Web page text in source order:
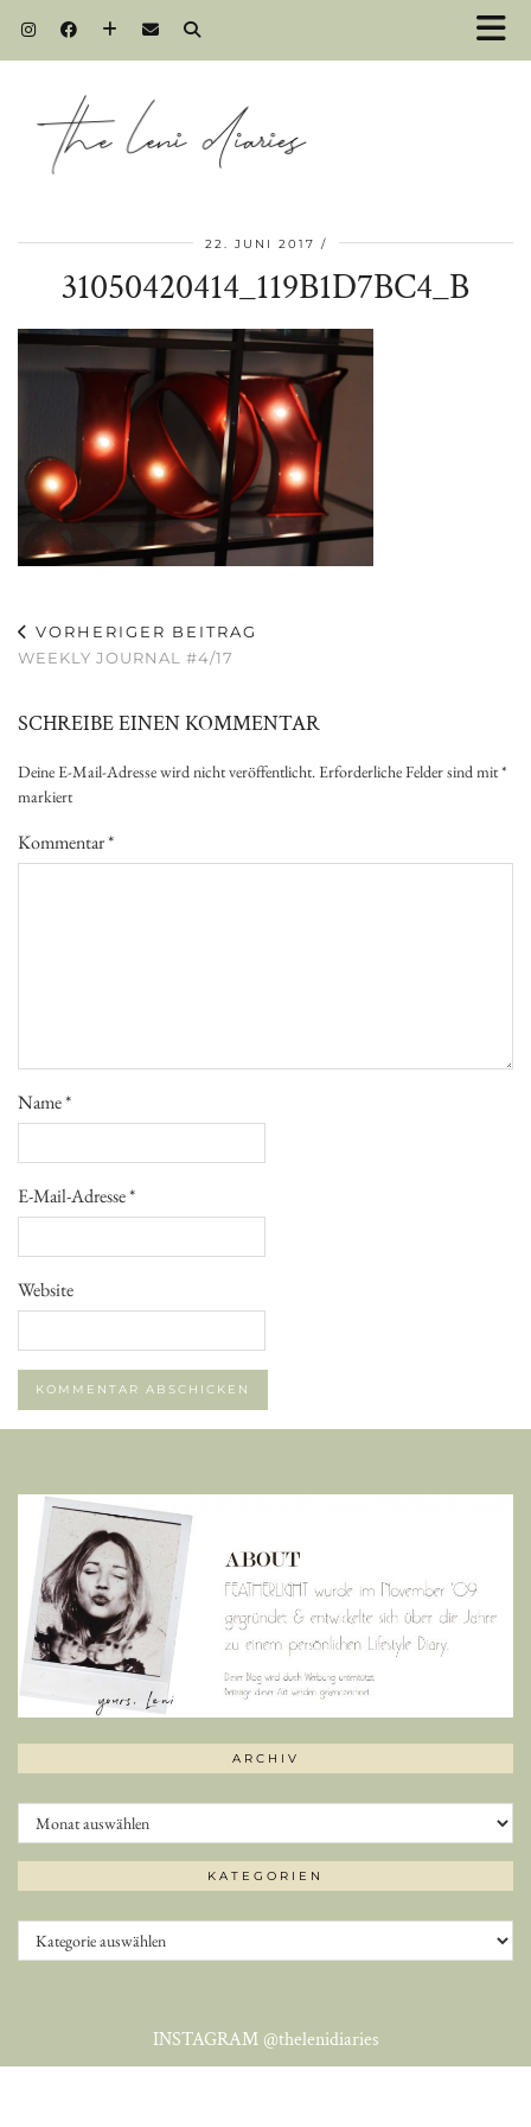
22. JUNI 2017
31050420414_119B1D7BC4_B
VORHERIGER BEITRAG
WEEKLY JOURNAL #4/17
SCHREIBE EINEN KOMMENTAR
Deine E-Mail-Adresse wird nicht veröffentlicht.Erforderliche Felder sind mit*
markiert
Kommentar*
Name*
E-Mail-Adresse*
Website
ARCHIV
Archiv
KATEGORIEN
Kategorien
INSTAGRAM @thelenidiaries